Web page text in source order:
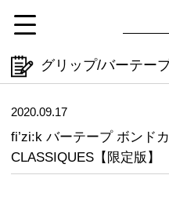
グリップ/バーテー
2020.09.17
fi’zi:k バーテープ ボンド
CLASSIQUES【限定版】